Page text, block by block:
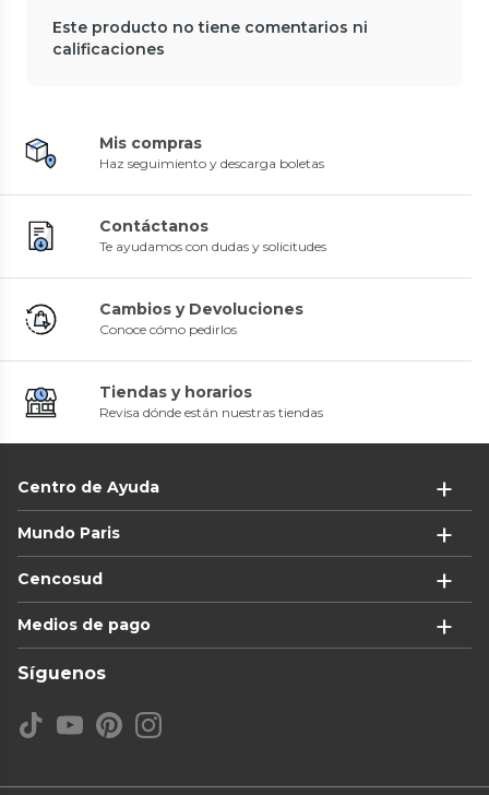
Este producto no tiene comentarios ni
calificaciones
Mis compras
Haz seguimiento y descarga boletas
Contáctanos
Te ayudamos con dudas y solicitudes
Cambios y Devoluciones
Conoce cómo pedirlos
Tiendas y horarios
Revisa dónde están nuestras tiendas
Centro de Ayuda
Mundo Paris
Cencosud
Medios de pago
Síguenos